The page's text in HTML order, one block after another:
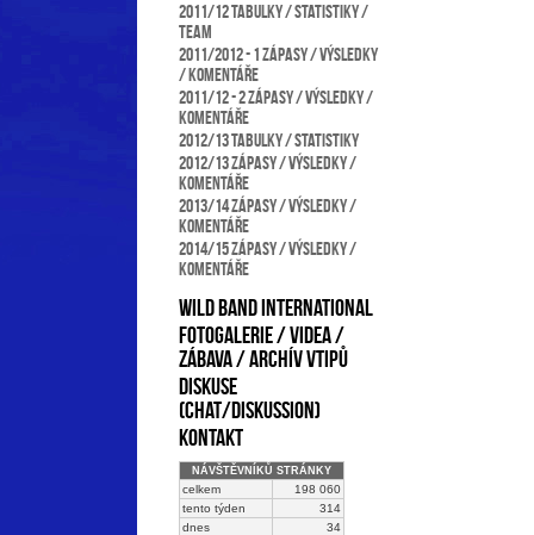
2011/12 Tabulky / statistiky /
team
2011/2012 - 1 Zápasy / výsledky
/ komentáře
2011/12 - 2 Zápasy / výsledky /
komentáře
2012/13 Tabulky / statistiky
2012/13 Zápasy / výsledky /
komentáře
2013/14 Zápasy / výsledky /
komentáře
2014/15 Zápasy / výsledky /
komentáře
Wild Band international
Fotogalerie / Videa /
Zábava / Archív vtipů
Diskuse
(chat/diskussion)
Kontakt
NÁVŠTĚVNÍKŮ STRÁNKY
celkem
198 060
tento týden
314
dnes
34